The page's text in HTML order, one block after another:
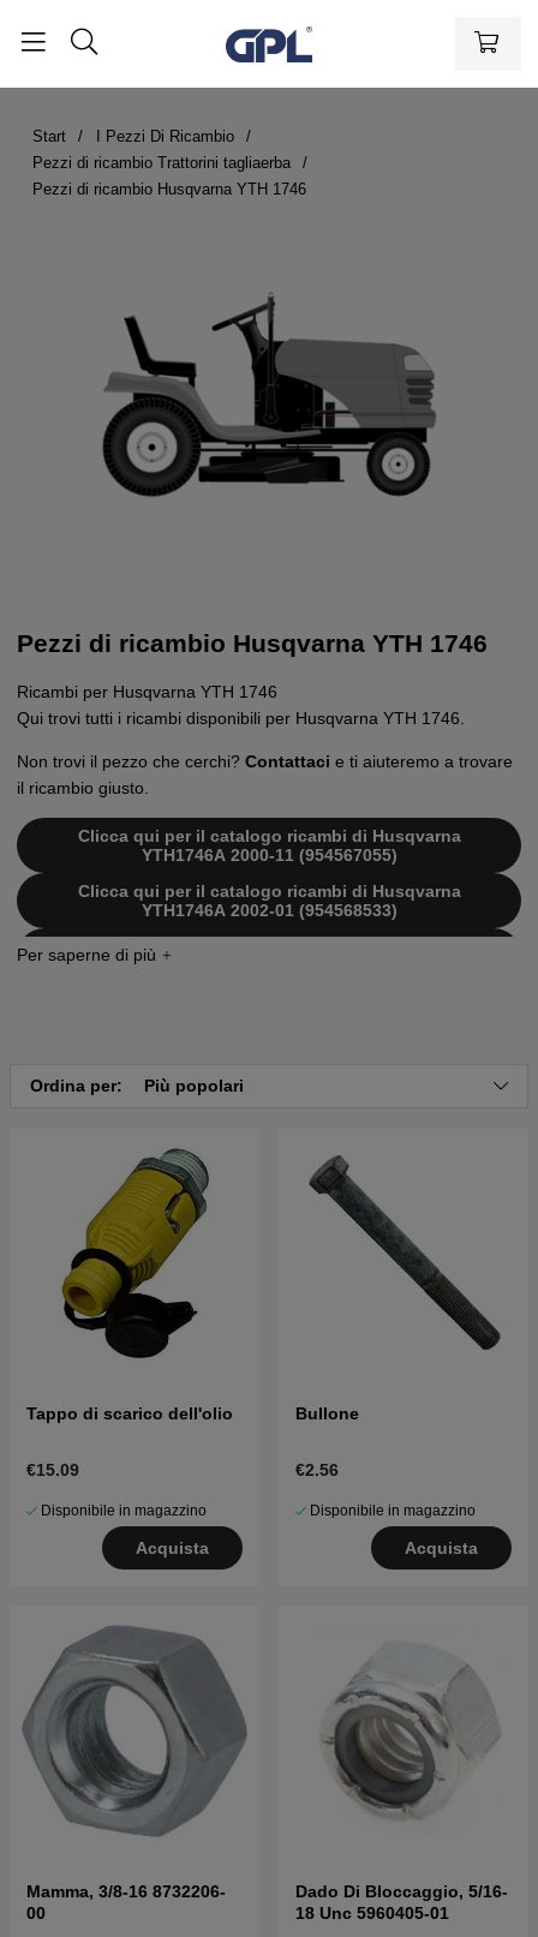
Start
I Pezzi Di Ricambio
Pezzi di ricambio Trattorini tagliaerba
Pezzi di ricambio Husqvarna YTH 1746
Pezzi di ricambio Husqvarna YTH 1746
Ricambi per Husqvarna YTH 1746
Qui trovi tutti i ricambi disponibili per Husqvarna YTH 1746.
Non trovi il pezzo che cerchi? Contattaci e ti aiuteremo a trovare
il ricambio giusto.
Clicca qui per il catalogo ricambi di Husqvarna
YTH1746A 2000-11 (954567055)
Clicca qui per il catalogo ricambi di Husqvarna
YTH1746A 2002-01 (954568533)
Clicca qui per il catalogo ricambi di Husqvarna
YTH1746B 2001-01 (954567055)
Ordina per: Più popolari
Tappo di scarico dell'olio
€15.09
Disponibile in magazzino
Acquista
Bullone
€2.56
Disponibile in magazzino
Acquista
Mamma, 3/8-16 8732206-
00
Dado Di Bloccaggio, 5/16-
18 Unc 5960405-01